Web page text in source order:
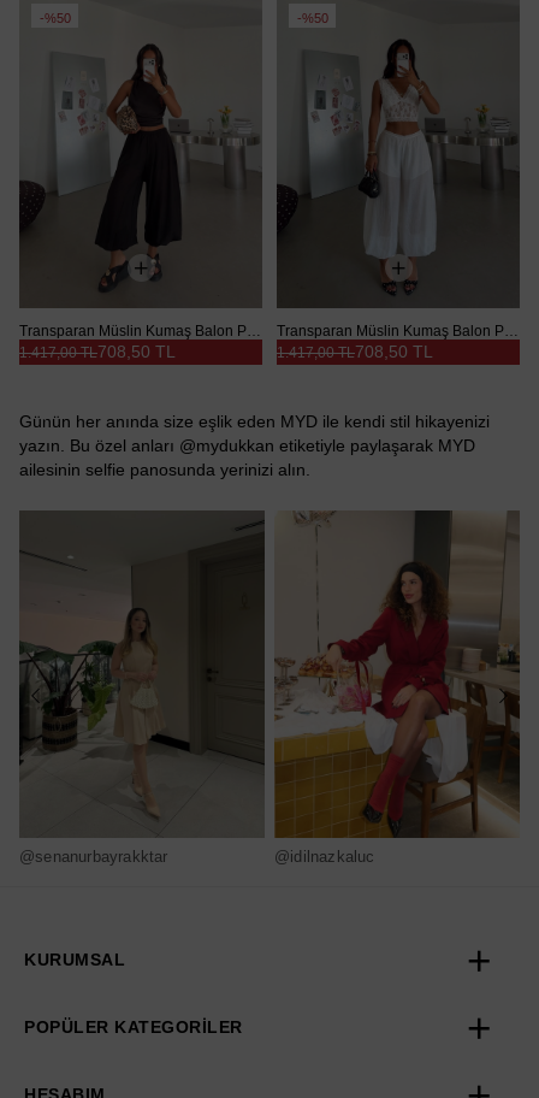
%50
Transparan Müslin Kumaş Balon Pantolon - Siyah
708,50 TL
1.417,00 TL
%50
Transparan Müslin Kumaş Balon Pantolon - Beyaz
708,50 TL
1.417,00 TL
Günün her anında size eşlik eden MYD ile kendi stil hikayenizi
yazın. Bu özel anları @mydukkan etiketiyle paylaşarak MYD
ailesinin selfie panosunda yerinizi alın.
@senanurbayrakktar @idilnazkaluc
KURUMSAL
POPÜLER KATEGORİLER